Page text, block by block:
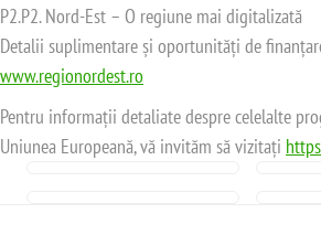
P2.P2. Nord-Est – O regiune mai digitalizată
Detalii suplimentare și oportunități de
www.regionordest.ro
Pentru informații detaliate despre celelalte
Uniunea Europeană, vă invităm să vizitați